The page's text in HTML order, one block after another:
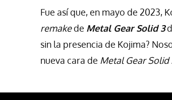
Fue así que, en mayo de 2023,
remakede Metal Gear Solid 3
sin la presencia de Kojima?
nueva cara de Metal Gear Solid